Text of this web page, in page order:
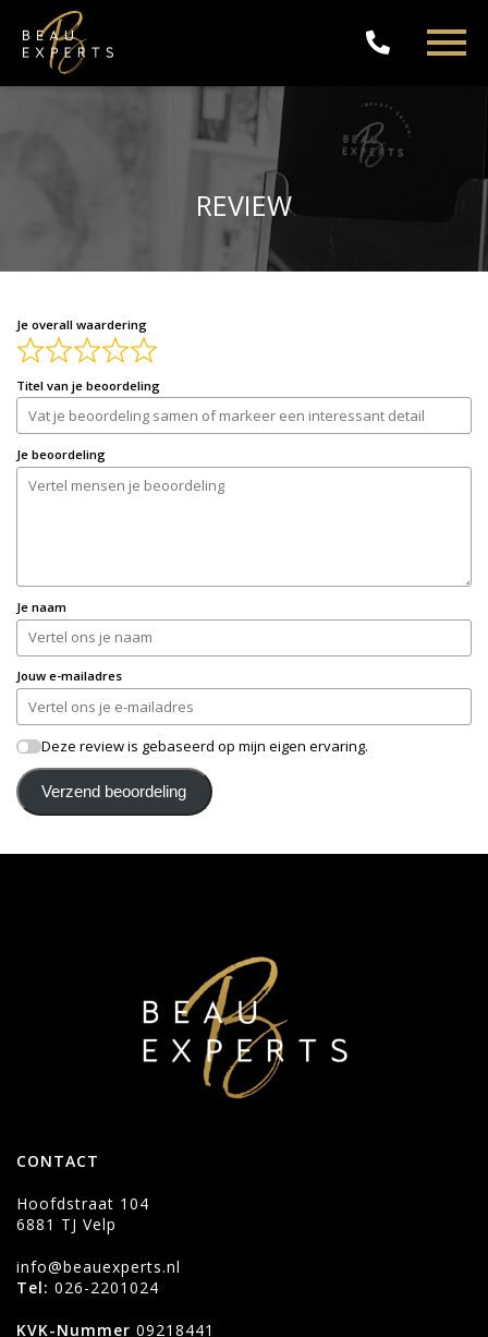
REVIEW
Je overall waardering
Titel van je beoordeling
Je beoordeling
Je naam
Jouw e-mailadres
Deze review is gebaseerd op mijn eigen ervaring.
Verzend beoordeling
CONTACT
Hoofdstraat 104
6881 TJ Velp
info@beauexperts.nl
Tel: 026-2201024
KVK-Nummer 09218441